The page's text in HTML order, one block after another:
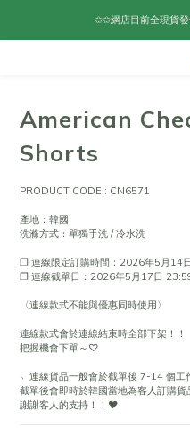
✩✩網店目前全現貨
American
Shorts
PRODUCT CODE : CN6571
產地：韓國
洗滌方式：單獨手洗 / 冷水洗
❐ 連線限定訂購時間：2026年5月14
❐ 連線截單日：2026年5月17日
〈連線款式不能與優惠同時使用〉
連線款式會於連線結束時全部下架！！
把握機會下單～♡
﹆連線貨品一般會於截單後 7-14 個工
截單後會即時於韓國當地為客人訂購貨
謝謝客人的支持！！❤